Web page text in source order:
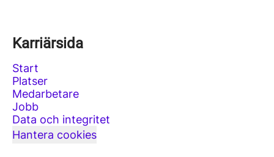
Karriärsida
Start
Platser
Medarbetare
Jobb
Data och integritet
Hantera cookies